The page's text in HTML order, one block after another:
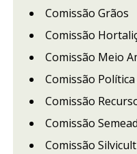
Comissão Grãos
Comissão
Comissão Meio
Comissão
Comissão
Comissão
Comissão